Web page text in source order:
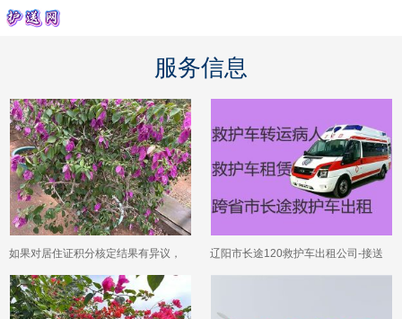
服务信息
如果对居住证积分核定结果有异议，
可以通过什么渠道复核？
辽阳市长途120救护车出租公司-接送
病人转院出院